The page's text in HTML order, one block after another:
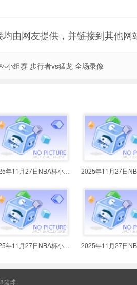
由网友提供，并链接到其他网
小组赛 步行者vs猛龙 全场录像
2025年11月27日NBA杯小组赛 太阳vs
2025年11月27日NBA杯小组赛 尼克斯
篮球 ·